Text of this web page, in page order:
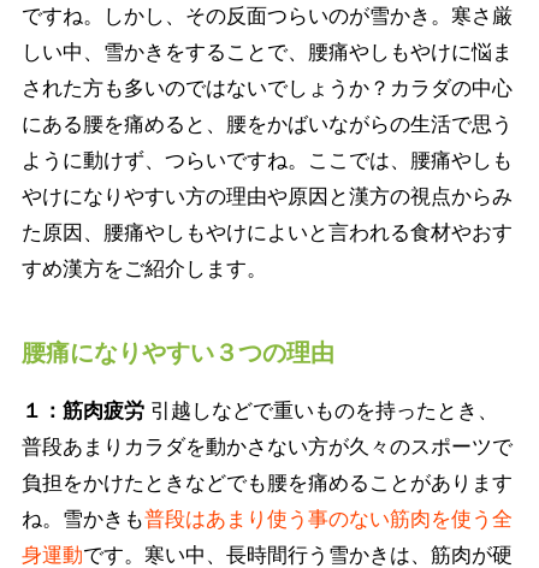
ですね。しかし、その反面つらいのが雪かき。寒さ厳
しい中、雪かきをすることで、腰痛やしもやけに悩ま
された方も多いのではないでしょうか？カラダの中心
にある腰を痛めると、腰をかばいながらの生活で思う
ように動けず、つらいですね。ここでは、腰痛やしも
やけになりやすい方の理由や原因と漢方の視点からみ
た原因、腰痛やしもやけによいと言われる食材やおす
すめ漢方をご紹介します。
腰痛になりやすい３つの理由
１：筋肉疲労引越しなどで重いものを持ったとき、
普段あまりカラダを動かさない方が久々のスポーツで
負担をかけたときなどでも腰を痛めることがあります
ね。雪かきも普段はあまり使う事のない筋肉を使う全
身運動です。寒い中、長時間行う雪かきは、筋肉が硬